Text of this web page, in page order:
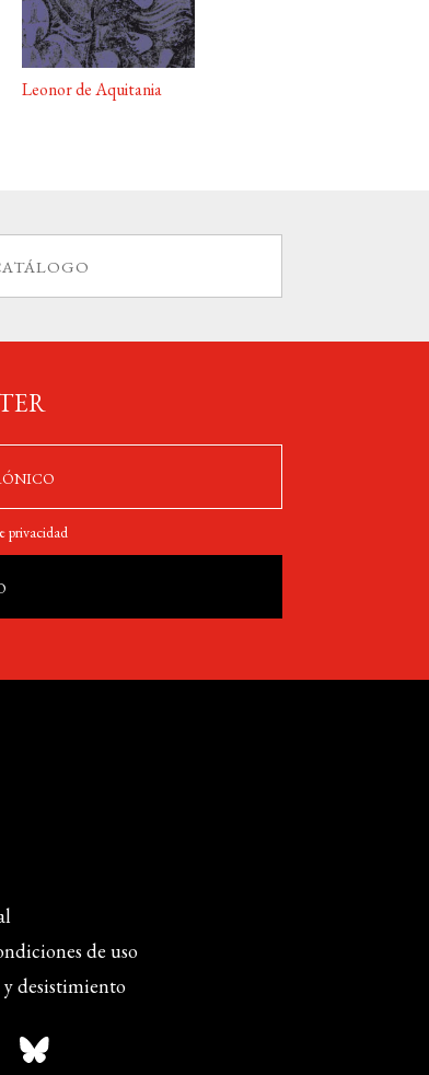
Leonor de Aquitania
privacidad
de uso
desistimiento